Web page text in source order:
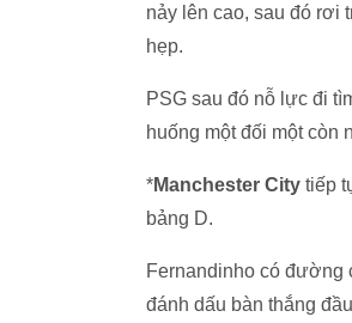
nảy lên cao, sau đó rơi
hẹp.
PSG sau đó nỗ lực đi
huống một đối một còn
*Manchester City tiếp
bảng D.
Fernandinho có đường
đánh dấu bàn thắng